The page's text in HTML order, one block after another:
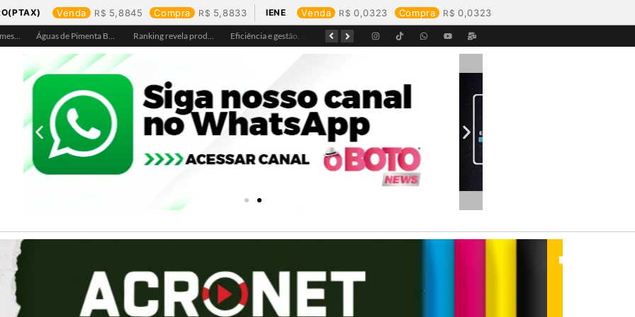
Venda 5,8845 Compra 5,8833 IENE Venda 0,0323 Compra 0,0323
Águas de Ariquemes leva atendimento itinerante e orientações ao Distrito de Bom Futuro neste sábado, 25 Águas de Pimenta Bueno amplia rede de abastecimento e leva água tratada para moradores da região do aeroporto Ranking revela produtos mais comprados em cada estado e aponta drone como destaque em Rondônia Eficiência e gestão, Buritis se torna referência em controle de perdas de água Equipes da Aegea Rondônia passam por treinamento de prevenção e combate a princípios de incêndio e segurança no trabalho com inflamáveis